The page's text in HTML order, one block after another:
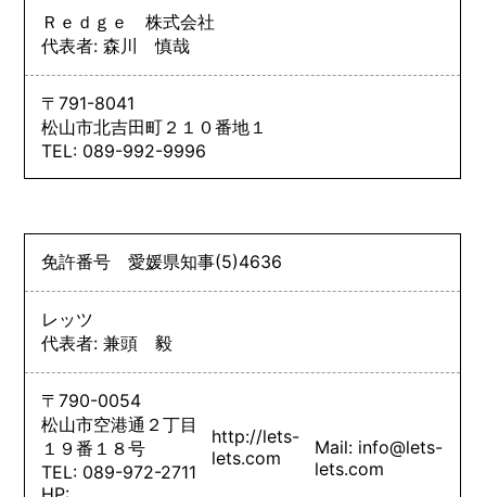
Ｒｅｄｇｅ 株式会社
代表者: 森川 慎哉
〒791-8041
松山市北吉田町２１０番地１
TEL: 089-992-9996
免許番号愛媛県知事(5)4636
レッツ
代表者: 兼頭 毅
〒790-0054
松山市空港通２丁目
１９番１８号
TEL: 089-972-2711
http://lets-
lets.com
Mail: info@lets-
lets.com